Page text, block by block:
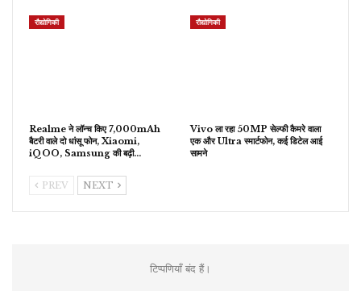
रौद्योगिकी
Realme ने लॉन्च किए 7,000mAh
बैटरी वाले दो धांसू फोन, Xiaomi,
iQOO, Samsung की बढ़ी…
रौद्योगिकी
Vivo ला रहा 50MP सेल्फी कैमरे वाला
एक और Ultra स्मार्टफोन, कई डिटेल आई
सामने
PREV NEXT
टिप्पणियाँ बंद हैं।